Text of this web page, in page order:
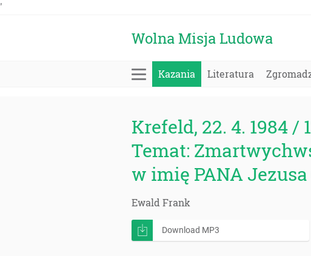
'
Wolna Misja Ludowa
Kazania Literatura
Krefeld, 22. 4. 1984 /
Temat:
w imię PANA
Ewald Frank
Download MP3